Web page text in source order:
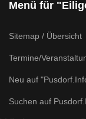
Menü für
Sitemap / Übersicht
Termine/
Neu auf
Suchen auf